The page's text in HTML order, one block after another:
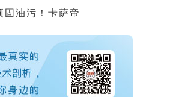
固油污！卡萨帝